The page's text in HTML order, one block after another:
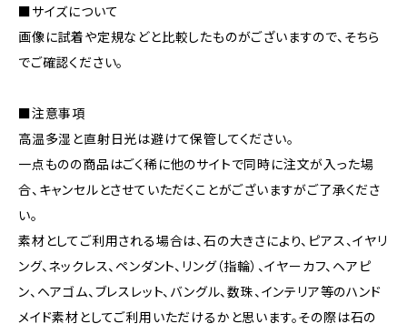
■サイズについて
画像に試着や定規などと比較したものがございますので、そちら
でご確認ください。
■注意事項
高温多湿と直射日光は避けて保管してください。
一点ものの商品はごく稀に他のサイトで同時に注文が入った場
合、キャンセルとさせていただくことがございますがご了承くださ
い。
素材としてご利用される場合は、石の大きさにより、ピアス、イヤリ
ング、ネックレス、ペンダント、リング（指輪）、イヤーカフ、ヘアピ
ン、ヘアゴム、ブレスレット、バングル、数珠、インテリア等のハンド
メイド素材としてご利用いただけるかと思います。その際は石の